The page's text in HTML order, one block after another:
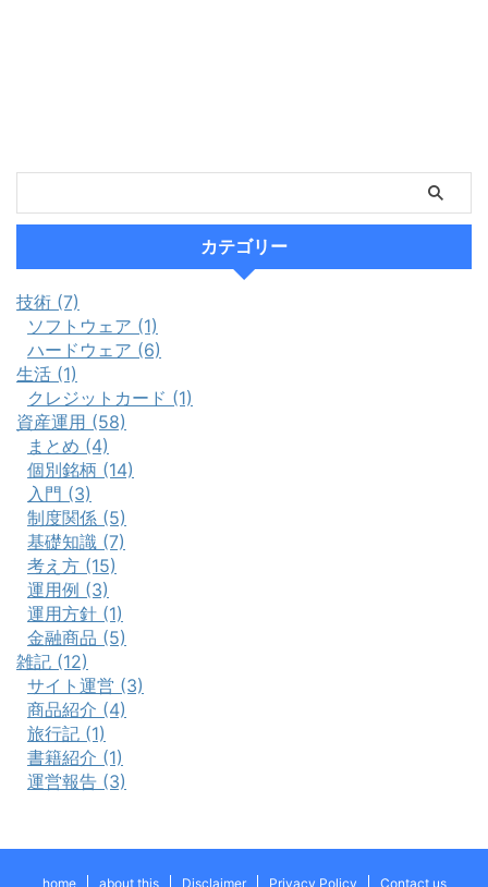
カテゴリー
技術 (7)
ソフトウェア (1)
ハードウェア (6)
生活 (1)
クレジットカード (1)
資産運用 (58)
まとめ (4)
個別銘柄 (14)
入門 (3)
制度関係 (5)
基礎知識 (7)
考え方 (15)
運用例 (3)
運用方針 (1)
金融商品 (5)
雑記 (12)
サイト運営 (3)
商品紹介 (4)
旅行記 (1)
書籍紹介 (1)
運営報告 (3)
home about this Disclaimer Privacy Policy Contact us